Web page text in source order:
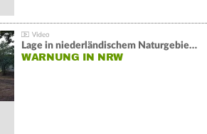
Lage in niederländischem Naturgebiet stabil
WARNUNG IN NRW